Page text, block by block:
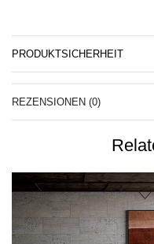
PRODUKTSICHERHEIT
REZENSIONEN (0)